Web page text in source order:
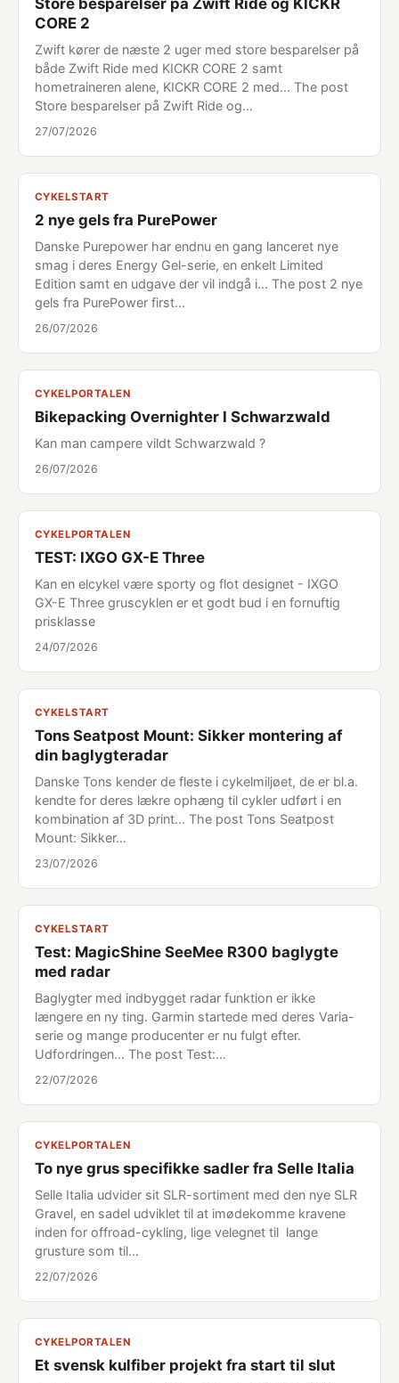
Store besparelser på Zwift Ride og KICKR
CORE 2
Zwift kører de næste 2 uger med store besparelser på
både Zwift Ride med KICKR CORE 2 samt
hometraineren alene, KICKR CORE 2 med... The post
Store besparelser på Zwift Ride og…
27/07/2026
CYKELSTART
2 nye gels fra PurePower
Danske Purepower har endnu en gang lanceret nye
smag i deres Energy Gel-serie, en enkelt Limited
Edition samt en udgave der vil indgå i... The post 2 nye
gels fra PurePower first…
26/07/2026
CYKELPORTALEN
Bikepacking Overnighter I Schwarzwald
Kan man campere vildt Schwarzwald ?
26/07/2026
CYKELPORTALEN
TEST: IXGO GX-E Three
Kan en elcykel være sporty og flot designet - IXGO
GX-E Three gruscyklen er et godt bud i en fornuftig
prisklasse
24/07/2026
CYKELSTART
Tons Seatpost Mount: Sikker montering af
din baglygteradar
Danske Tons kender de fleste i cykelmiljøet, de er bl.a.
kendte for deres lækre ophæng til cykler udført i en
kombination af 3D print... The post Tons Seatpost
Mount: Sikker…
23/07/2026
CYKELSTART
Test: MagicShine SeeMee R300 baglygte
med radar
Baglygter med indbygget radar funktion er ikke
længere en ny ting. Garmin startede med deres Varia-
serie og mange producenter er nu fulgt efter.
Udfordringen... The post Test:…
22/07/2026
CYKELPORTALEN
To nye grus specifikke sadler fra Selle Italia
Selle Italia udvider sit SLR-sortiment med den nye SLR
Gravel, en sadel udviklet til at imødekomme kravene
inden for offroad-cykling, lige velegnet til lange
grusture som til…
22/07/2026
CYKELPORTALEN
Et svensk kulfiber projekt fra start til slut